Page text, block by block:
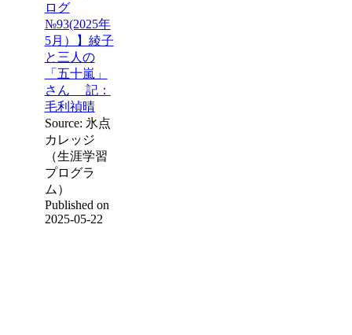
ログ
№93(2025年
5月）】綾子
と三人の
「五十嵐」
さん 記：
毛利禎晴
Source: 氷点
カレッジ
（生涯学習
プログラ
ム）
Published on
2025-05-22